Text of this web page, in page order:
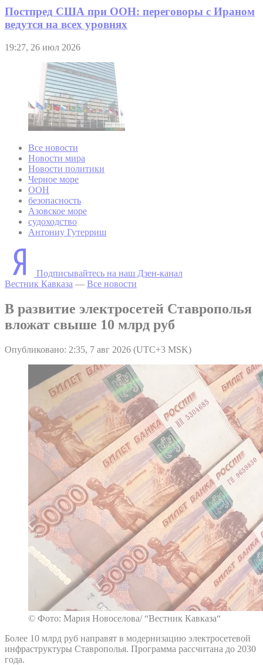
Постпред США при ООН: переговоры с Ираном
ведутся на всех уровнях
19:27, 26 июл 2026
Все новости
Новости мира
Новости политики
Черное море
ООН
безопасность
Азовское море
судоходство
Антониу Гутерриш
Подписывайтесь на наш Дзен-канал
Вестник Кавказа — Все новости
В развитие электросетей Ставрополья
вложат свыше 10 млрд руб
Опубликовано: 2:35, 7 авг 2026 (UTC+3 MSK)
© Фото: Мария Новоселова/ “Вестник Кавказа“
Более 10 млрд руб направят в модернизацию электросетевой
инфраструктуры Ставрополья. Программа рассчитана до 2030
года.